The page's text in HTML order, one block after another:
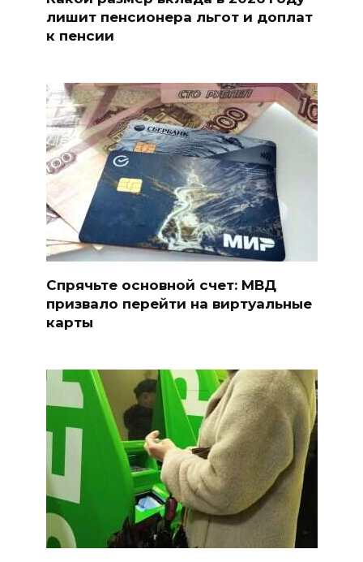
лишит пенсионера льгот и доплат
к пенсии
Спрячьте основной счет: МВД
призвало перейти на виртуальные
карты